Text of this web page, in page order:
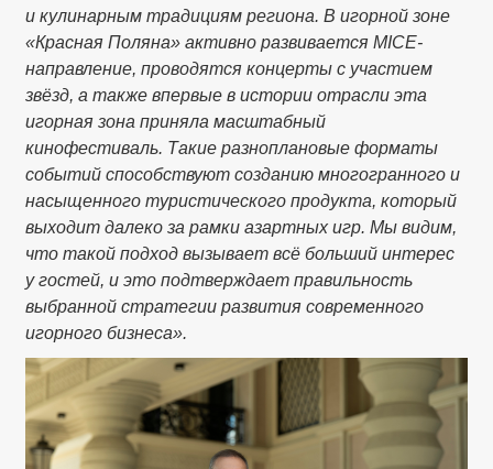
и кулинарным традициям региона. В игорной зоне
«Красная Поляна» активно развивается MICE-
направление, проводятся концерты с участием
звёзд, а также впервые в истории отрасли эта
игорная зона приняла масштабный
кинофестиваль. Такие разноплановые форматы
событий способствуют созданию многогранного и
насыщенного туристического продукта, который
выходит далеко за рамки азартных игр. Мы видим,
что такой подход вызывает всё больший интерес
у гостей, и это подтверждает правильность
выбранной стратегии развития современного
игорного бизнеса».